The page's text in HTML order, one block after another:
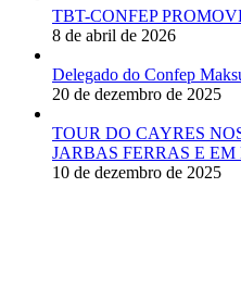
TBT-CONFEP
8 de abril de 2026
Delegado do Confep
20 de dezembro de 2025
TOUR DO CAYRES
JARBAS FERRAS E
10 de dezembro de 2025